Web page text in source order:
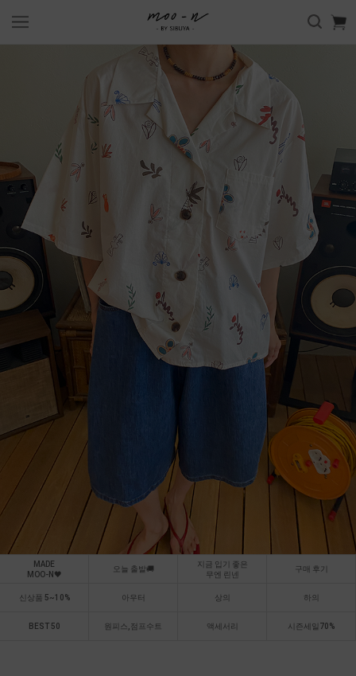
MADE
MOO-N🖤
오늘 출발🚚
지금 입기 좋은
무엔 린넨
구매 후기
신상품 5~10% 아우터 상의 하의
BEST 50 원피스,점프수트 액세서리 시즌세일70%